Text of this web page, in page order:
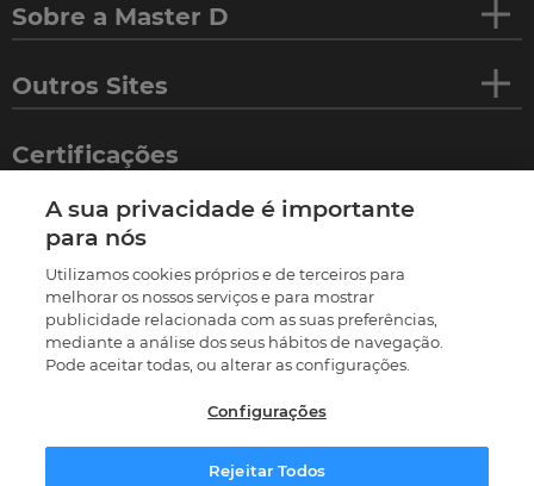
Sobre a Master D
Outros Sites
Certificações
©2026 Termos e condições
Política de privacidade
Política de cookies
Livro de reclamações
Resolução Alternativa de Litígios
Preferências de cookies
A sua privacidade é importante
para nós
Utilizamos cookies próprios e de terceiros para
melhorar os nossos serviços e para mostrar
publicidade relacionada com as suas preferências,
mediante a análise dos seus hábitos de navegação.
Pode aceitar todas, ou alterar as configurações.
Configurações
Rejeitar Todos